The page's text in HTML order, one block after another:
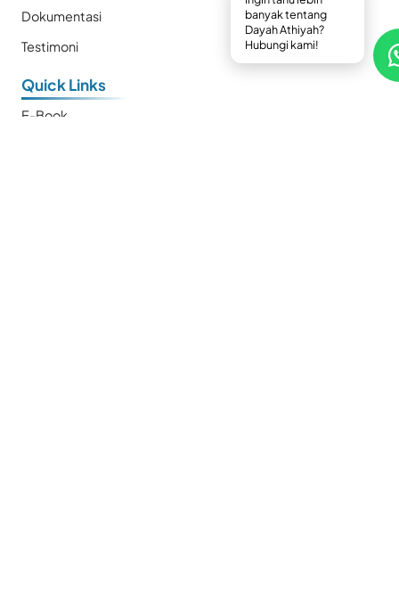
Dokumentasi
Testimoni
Quick Links
E-Book
banyak tentang
Dayah Athiyah?
Hubungi kami!